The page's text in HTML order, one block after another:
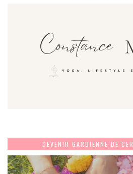
DEVENIR GARDIENNE DE